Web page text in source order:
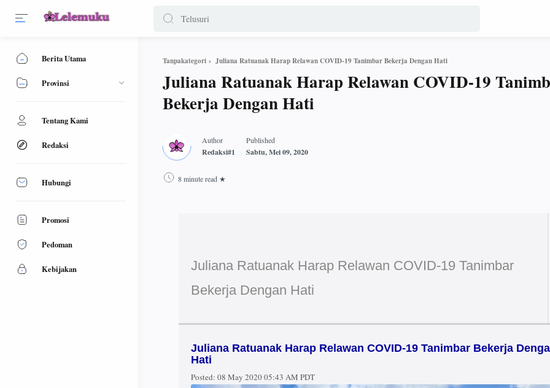
Tanpakategori Juliana Ratuanak Harap Relawan COVID-19 Tanimbar Bekerja Dengan Hati
Juliana Ratuanak Harap Relawan COVID-19
Bekerja Dengan Hati
8 minute read
Juliana Ratuanak Harap Relawan COVID-19 Tanimbar
Bekerja Dengan Hati
Juliana Ratuanak Harap Relawan COVID-19 Tanimbar Bekerja
Hati
Posted: 08 May 2020 05:43 AM PDT
Berita Utama
Provinsi
Tentang Kami
Redaksi
Hubungi
Promosi
Pedoman
Kebijakan